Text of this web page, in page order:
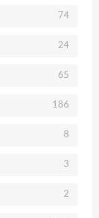
74
24
65
186
8
3
2